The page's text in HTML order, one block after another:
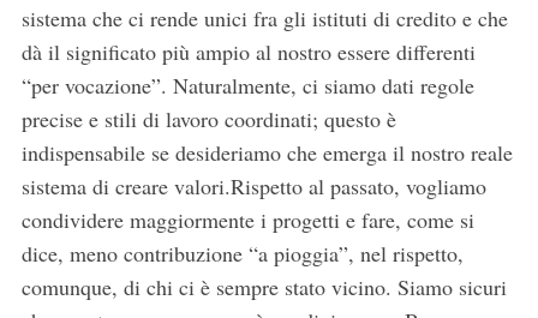
sistema che ci rende unici fra gli istituti di credito e che
dà il significato più ampio al nostro essere differenti
“per vocazione”. Naturalmente, ci siamo dati regole
precise e stili di lavoro coordinati; questo è
indispensabile se desideriamo che emerga il nostro reale
sistema di creare valori.Rispetto al passato, vogliamo
condividere maggiormente i progetti e fare, come si
dice, meno contribuzione “a pioggia”, nel rispetto,
comunque, di chi ci è sempre stato vicino. Siamo sicuri
c
h
f
: